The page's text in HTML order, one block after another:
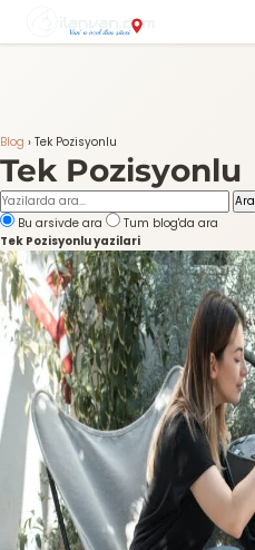
Blog › Tek Pozisyonlu
Tek Pozisyonlu
Ara
Bu arsivde ara
Tum blog'da ara
Tek Pozisyonlu yazilari